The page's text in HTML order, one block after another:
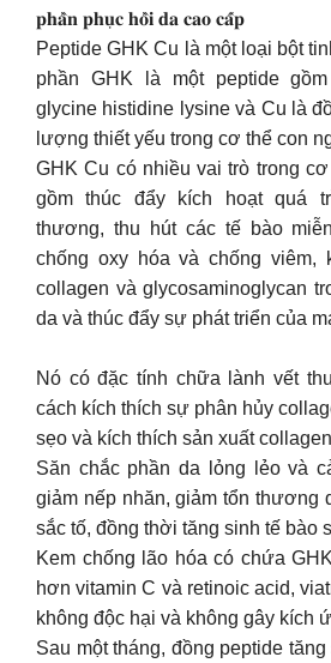
𝐩𝐡𝐚̂̀𝐧 𝐩𝐡𝐮̣𝐜 𝐡𝐨̂̀𝐢 𝐝𝐚 𝐜𝐚𝐨 𝐜𝐚̂́𝐩
Peptide GHK Cu là một loại bột
phần GHK là một peptide
glycine histidine lysine và Cu là
lượng thiết yếu trong cơ thể con
GHK Cu có nhiều vai trò trong
gồm thúc đẩy kích hoạt quá
thương, thu hút các tế bào
chống oxy hóa và chống viêm,
collagen và glycosaminoglycan
da và thúc đẩy sự phát triển của
Nó có đặc tính chữa lành vết
cách kích thích sự phân hủy
sẹo và kích thích sản xuất
Săn chắc phần da lỏng lẻo và
giảm nếp nhăn, giảm tổn thương
sắc tố, đồng thời tăng sinh tế bào
Kem chống lão hóa có chứa
hơn vitamin C và retinoic acid,
không độc hại và không gây kích
Sau một tháng, đồng peptide